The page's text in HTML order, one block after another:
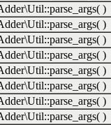
)
)
)
)
)
)
)
)